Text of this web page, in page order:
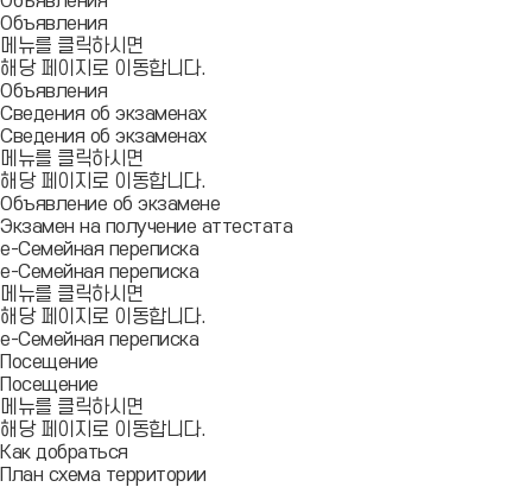
Объявления
메뉴를 클릭하시면
해당 페이지로 이동합니다.
Объявления
Сведения об экзаменах
Сведения об экзаменах
메뉴를 클릭하시면
해당 페이지로 이동합니다.
Объявление об экзамене
Экзамен на получение аттестата
e-Семейная переписка
e-Семейная переписка
메뉴를 클릭하시면
해당 페이지로 이동합니다.
e-Семейная переписка
Посещение
Посещение
메뉴를 클릭하시면
해당 페이지로 이동합니다.
Как добраться
План схема территории